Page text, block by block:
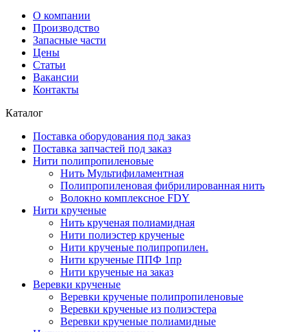
О компании
Производство
Запасные части
Цены
Статьи
Вакансии
Контакты
Каталог
Поставка оборудования под заказ
Поставка запчастей под заказ
Нити полипропиленовые
Нить Мультифиламентная
Полипропиленовая фибрилированная нить
Волокно комплексное FDY
Нити крученые
Нить крученая полиамидная
Нити полиэстер крученые
Нити крученые полипропилен.
Нити крученые ППФ 1пр
Нити крученые на заказ
Веревки крученые
Веревки крученые полипропиленовые
Веревки крученые из полиэстера
Веревки крученые полиамидные